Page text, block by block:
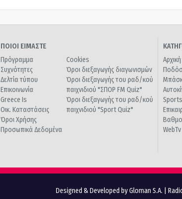
ΠΟΙΟΙ ΕΙΜΑΣΤΕ
Πρόγραμμα
Συχνότητες
Δελτία τύπου
Επικοινωνία
Greece Is
Οικ. Καταστάσεις
Όροι Χρήσης
Προσωπικά Δεδομένα
Cookies
Όροι διεξαγωγής διαγωνισμών
Όροι διεξαγωγής του ραδ/κού
παιχνιδιού "ΣΠΟΡ FM Quiz"
Όροι διεξαγωγής του ραδ/κού
παιχνιδιού "Sport Quiz"
Αρχική
Sports
WebTv
Designed & Developed by Gloman S.A.